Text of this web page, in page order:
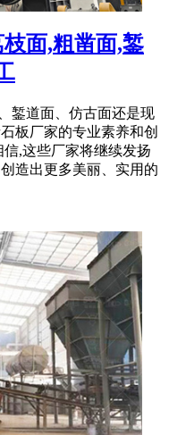
面,粗凿面,錾
錾道面、仿古面还是现
板厂家的专业素养和创
,这些厂家将继续发扬
造出更多美丽、实用的